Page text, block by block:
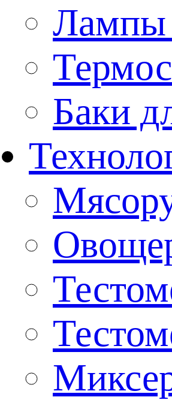
Лампы
Баки